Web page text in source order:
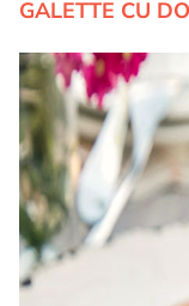
GALETTE CU